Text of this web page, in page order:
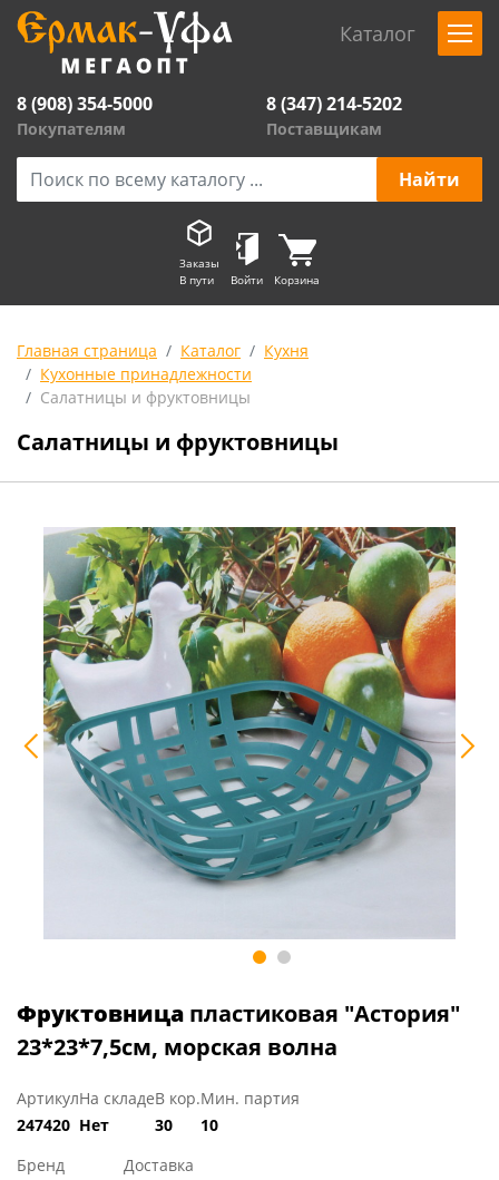
Каталог
8 (908) 354-5000
Покупателям
8 (347) 214-5202
Поставщикам
Заказы
В пути
Войти Корзина
Главная страница Каталог
Кухня
Кухонные принадлежности
Салатницы и фруктовницы
Салатницы и фруктовницы
Фруктовница пластиковая "Астория"
23*23*7,5см, морская волна
Артикул
247420
На складе
Нет
В кор.
30
Мин. партия
10
Бренд
Доставка